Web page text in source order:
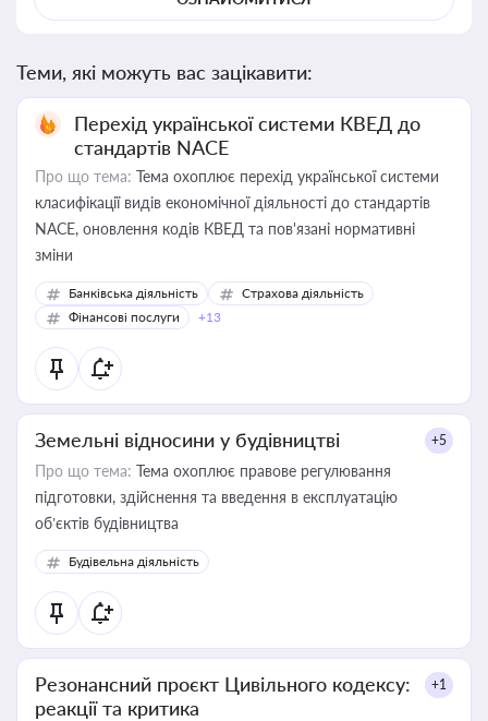
Теми, які можуть вас зацікавити:
Перехід української системи КВЕД до
стандартів NACE
Про що тема: Тема охоплює перехід української системи
класифікації видів економічної діяльності до стандартів
NACE, оновлення кодів КВЕД та пов'язані нормативні
зміни
Банківська діяльність
Страхова діяльність
Фінансові послуги
+13
Земельні відносини у будівництві +5
Про що тема: Тема охоплює правове регулювання
підготовки, здійснення та введення в експлуатацію
об’єктів будівництва
Будівельна діяльність
Резонансний проєкт Цивільного кодексу:
реакції та критика
+1